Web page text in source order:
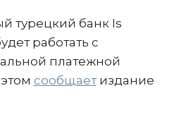
турецкий банк Is
работать с
платежной
сообщаетиздание